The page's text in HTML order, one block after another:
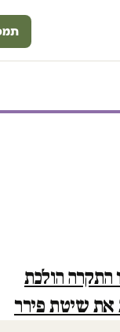
התקרה הולכת
את שיטת פירר